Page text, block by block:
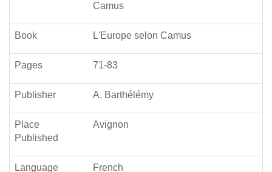
Camus
Book L'Europe selon Camus
Pages 71-83
Publisher A. Barthélémy
Place
Published
Avignon
Language French